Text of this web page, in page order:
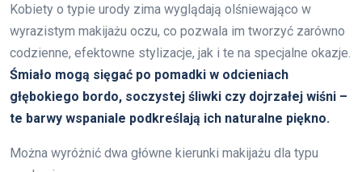
Kobiety o typie urody zima wyglądają olśniewająco w
wyrazistym makijażu oczu, co pozwala im tworzyć zarówno
codzienne, efektowne stylizacje, jak i te na specjalne okazje.
Śmiało mogą sięgać po pomadki w odcieniach
głębokiego bordo, soczystej śliwki czy dojrzałej wiśni –
te barwy wspaniale podkreślają ich naturalne piękno.
Można wyróżnić dwa główne kierunki makijażu dla typu